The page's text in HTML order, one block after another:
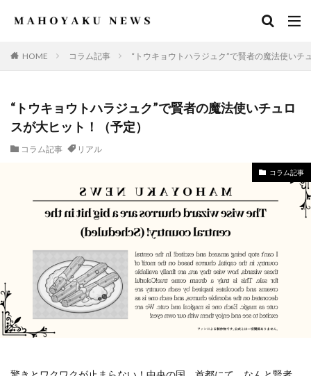
HOME コラム記事 “トウキョウトハラジュク”で賢者の魔法使いチ
“トウキョウトハラジュク”で賢者の魔法使いチュロ
スが大ヒット！（予定）
コラム記事 リアル
コラム記事